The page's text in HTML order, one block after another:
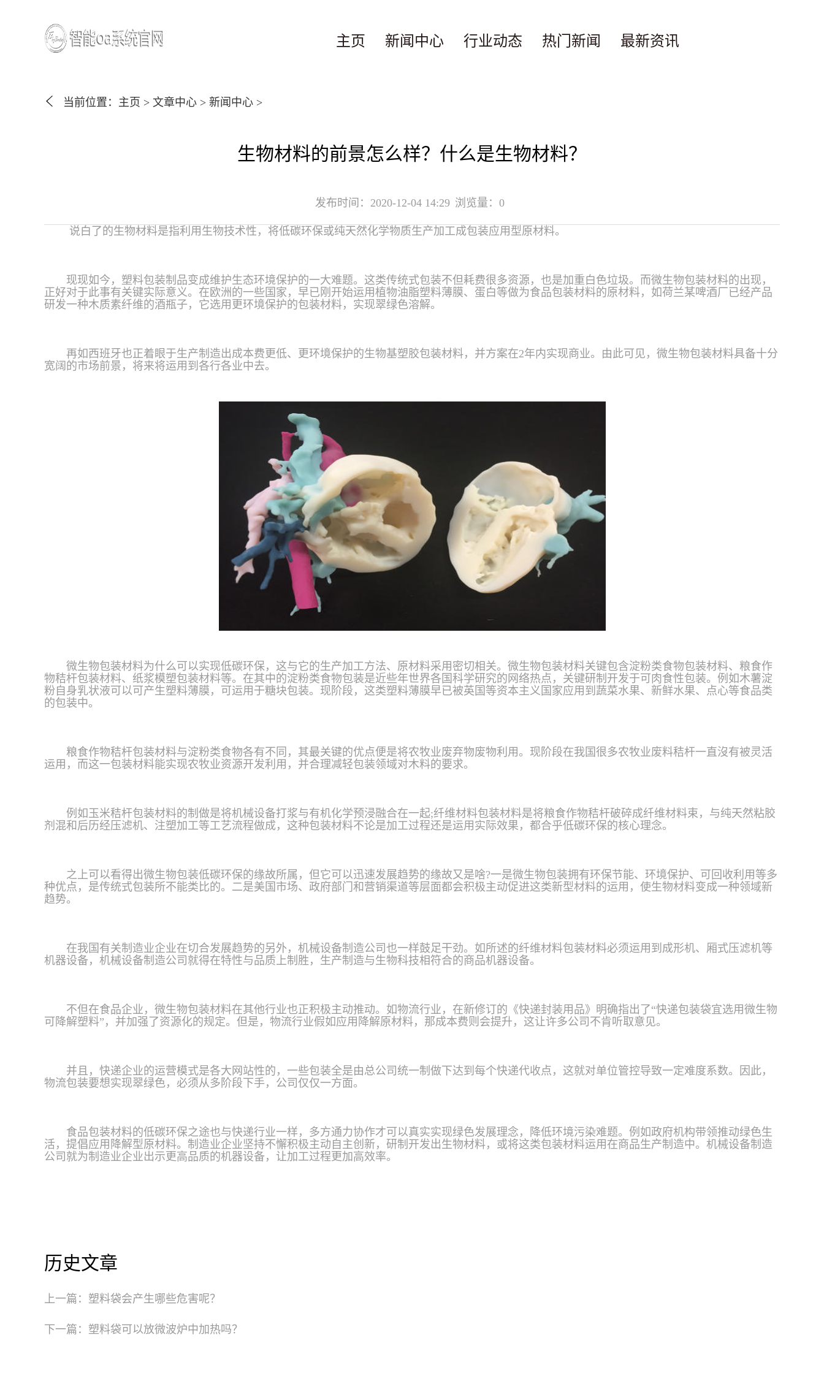
主页 新闻中心 行业动态 热门新闻 最新资讯
当前位置： 主页 > 文章中心 > 新闻中心 >
生物材料的前景怎么样？什么是生物材料？
发布时间：2020-12-04 14:29 浏览量：0
说白了的生物材料是指利用生物技术性，将低碳环保或纯天然化学物质生产加工成包装应用型原材料。
现现如今，塑料包装制品变成维护生态环境保护的一大难题。这类传统式包装不但耗费很多资源，也是加重白色垃圾。而微生物包装材料的出现，
正好对于此事有关键实际意义。在欧洲的一些国家，早已刚开始运用植物油脂塑料薄膜、蛋白等做为食品包装材料的原材料，如荷兰某啤酒厂已经产品
研发一种木质素纤维的酒瓶子，它选用更环境保护的包装材料，实现翠绿色溶解。
再如西班牙也正着眼于生产制造出成本费更低、更环境保护的生物基塑胶包装材料，并方案在2年内实现商业。由此可见，微生物包装材料具备十分
宽阔的市场前景，将来将运用到各行各业中去。
微生物包装材料为什么可以实现低碳环保，这与它的生产加工方法、原材料采用密切相关。微生物包装材料关键包含淀粉类食物包装材料、粮食作
物秸杆包装材料、纸浆模塑包装材料等。在其中的淀粉类食物包装是近些年世界各国科学研究的网络热点，关键研制开发于可肉食性包装。例如木薯淀
粉自身乳状液可以可产生塑料薄膜，可运用于糖块包装。现阶段，这类塑料薄膜早已被英国等资本主义国家应用到蔬菜水果、新鲜水果、点心等食品类
的包装中。
粮食作物秸杆包装材料与淀粉类食物各有不同，其最关键的优点便是将农牧业废弃物废物利用。现阶段在我国很多农牧业废料秸杆一直沒有被灵活
运用，而这一包装材料能实现农牧业资源开发利用，并合理减轻包装领域对木料的要求。
例如玉米秸杆包装材料的制做是将机械设备打浆与有机化学预浸融合在一起;纤维材料包装材料是将粮食作物秸杆破碎成纤维材料束，与纯天然粘胶
剂混和后历经压滤机、注塑加工等工艺流程做成，这种包装材料不论是加工过程还是运用实际效果，都合乎低碳环保的核心理念。
之上可以看得出微生物包装低碳环保的缘故所属，但它可以迅速发展趋势的缘故又是啥?一是微生物包装拥有环保节能、环境保护、可回收利用等多
种优点，是传统式包装所不能类比的。二是美国市场、政府部门和营销渠道等层面都会积极主动促进这类新型材料的运用，使生物材料变成一种领域新
趋势。
在我国有关制造业企业在切合发展趋势的另外，机械设备制造公司也一样鼓足干劲。如所述的纤维材料包装材料必须运用到成形机、厢式压滤机等
机器设备，机械设备制造公司就得在特性与品质上制胜，生产制造与生物科技相符合的商品机器设备。
不但在食品企业，微生物包装材料在其他行业也正积极主动推动。如物流行业，在新修订的《快递封装用品》明确指出了“快递包装袋宜选用微生物
可降解塑料”，并加强了资源化的规定。但是，物流行业假如应用降解原材料，那成本费则会提升，这让许多公司不肯听取意见。
并且，快递企业的运营模式是各大网站性的，一些包装全是由总公司统一制做下达到每个快递代收点，这就对单位管控导致一定难度系数。因此，
物流包装要想实现翠绿色，必须从多阶段下手，公司仅仅一方面。
食品包装材料的低碳环保之途也与快递行业一样，多方通力协作才可以真实实现绿色发展理念，降低环境污染难题。例如政府机构带领推动绿色生
活，提倡应用降解型原材料。制造业企业坚持不懈积极主动自主创新，研制开发出生物材料，或将这类包装材料运用在商品生产制造中。机械设备制造
公司就为制造业企业出示更高品质的机器设备，让加工过程更加高效率。
历史文章
上一篇： 塑料袋会产生哪些危害呢？
下一篇： 塑料袋可以放微波炉中加热吗？